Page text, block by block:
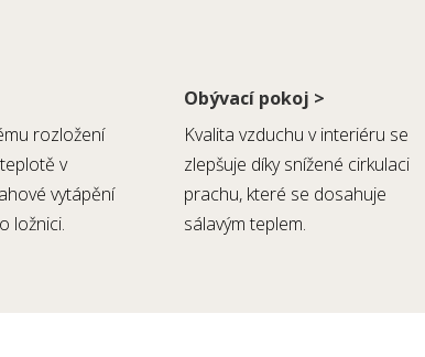
rozložení
v
vytápění
ložnici.
Obývací pokoj >
Kvalita vzduchu v interiéru se
zlepšuje díky snížené cirkulaci
prachu, které se dosahuje
sálavým teplem.